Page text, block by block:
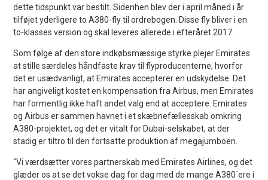
dette tidspunkt var bestilt. Sidenhen blev der i april måned i år
tilføjet yderligere to A380-fly til ordrebogen. Disse fly bliver i en
to-klasses version og skal leveres allerede i efteråret 2017.
Som følge af den store indkøbsmæssige styrke plejer Emirates
at stille særdeles håndfaste krav til flyproducenterne, hvorfor
det er usædvanligt, at Emirates accepterer en udskydelse. Det
har angiveligt kostet en kompensation fra Airbus, men Emirates
har formentlig ikke haft andet valg end at acceptere. Emirates
og Airbus er sammen havnet i et skæbnefællesskab omkring
A380-projektet, og det er vitalt for Dubai-selskabet, at der
stadig er tiltro til den fortsatte produktion af megajumboen.
“Vi værdsætter vores partnerskab med Emirates Airlines, og det
glæder os at se det vokse dag for dag med de mange A380´ere i